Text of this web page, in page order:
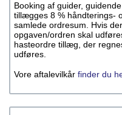
Booking af guider,
tillægges 8 % håndterings-
samlede ordresum. Hvis
opgaven/ordren skal
hasteordre tillæg, der
udføres.
Vore aftalevilkår finder du